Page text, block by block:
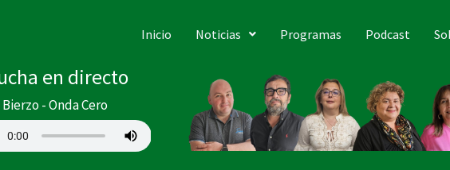
Inicio Noticias Programas Podcast
en directo
- Onda Cero